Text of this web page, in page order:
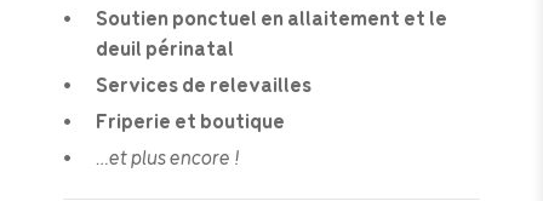
Soutien ponctuel en allaitement et le
deuil périnatal
Services de relevailles
Friperie et boutique
…et plus encore !